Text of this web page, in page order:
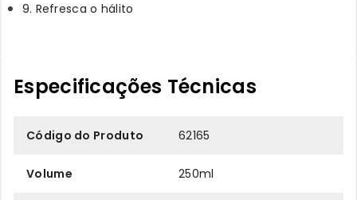
9. Refresca o hálito
Especificações Técnicas
Código do Produto 62165
Volume 250ml